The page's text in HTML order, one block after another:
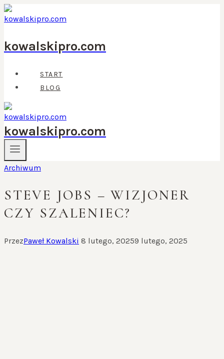
Przejdź
do
kowalskipro.com
START
BLOG
kowalskipro.com
Archiwum
STEVE JOBS – WIZJONER
CZY SZALENIEC?
PrzezPaweł Kowalski 8 lutego, 20259 lutego, 2025